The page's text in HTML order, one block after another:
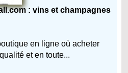
: vins et champagnes
en ligne où acheter
et en toute...